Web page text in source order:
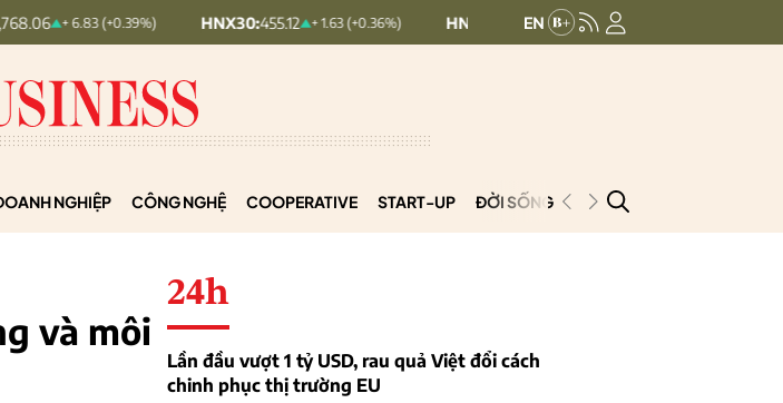
+ 6.83 (+0.39%) HNX30: 455.12 + 1.63 (+0.36%) HNXINDEX:293.44 + 0.25 (+0.09%)
NGHIỆP CÔNG NGHỆ COOPERATIVE START-UP ĐỜI SỐNG PODCAST
và môi
24h
Lần đầu vượt 1 tỷ USD, rau quả Việt đổi cách
chinh phục thị trường EU